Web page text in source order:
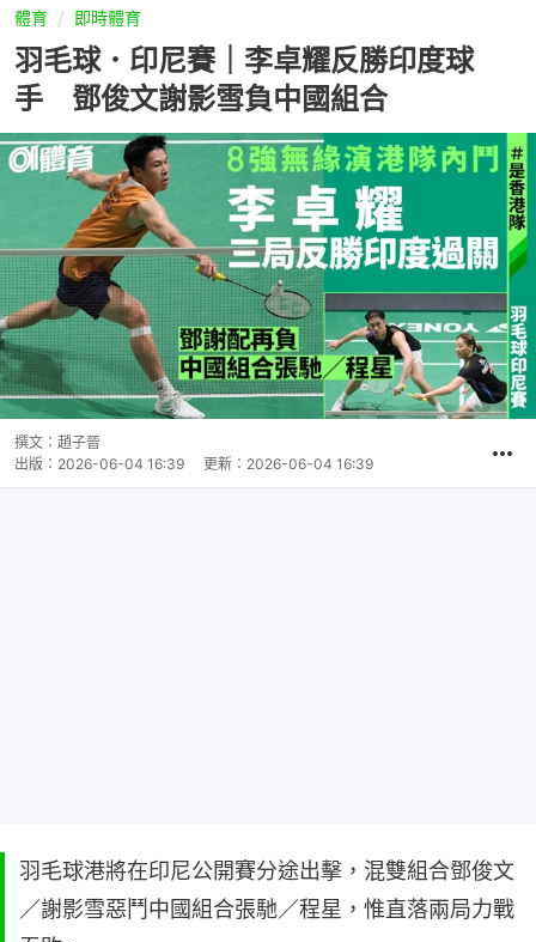
體育 即時體育
羽毛球．印尼賽｜李卓耀反勝印度球
手 鄧俊文謝影雪負中國組合
撰文： 趙子晉
出版： 2026-06-04 16:39 更新： 2026-06-04 16:39
羽毛球港將在印尼公開賽分途出擊，混雙組合鄧俊文
／謝影雪惡鬥中國組合張馳／程星，惟直落兩局力戰